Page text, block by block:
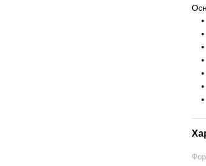
•
•
•
•
•
•
•